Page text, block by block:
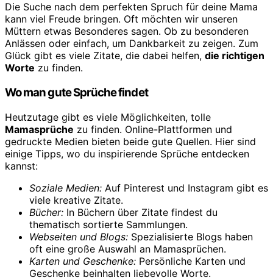
Die Suche nach dem perfekten Spruch für deine Mama
kann viel Freude bringen. Oft möchten wir unseren
Müttern etwas Besonderes sagen. Ob zu besonderen
Anlässen oder einfach, um Dankbarkeit zu zeigen. Zum
Glück gibt es viele Zitate, die dabei helfen, die richtigen
Worte zu finden.
Wo man gute Sprüche findet
Heutzutage gibt es viele Möglichkeiten, tolle
Mamasprüche zu finden. Online-Plattformen und
gedruckte Medien bieten beide gute Quellen. Hier sind
einige Tipps, wo du inspirierende Sprüche entdecken
kannst:
Soziale Medien: Auf Pinterest und Instagram gibt es
viele kreative Zitate.
Bücher: In Büchern über Zitate findest du
thematisch sortierte Sammlungen.
Webseiten und Blogs: Spezialisierte Blogs haben
oft eine große Auswahl an Mamasprüchen.
Karten und Geschenke: Persönliche Karten und
Geschenke beinhalten liebevolle Worte.